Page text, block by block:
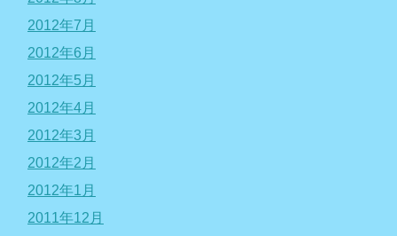
2012年7月
2012年6月
2012年5月
2012年4月
2012年3月
2012年2月
2012年1月
2011年12月